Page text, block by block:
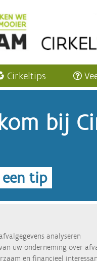
Cirkeltips
bij
een tip
analyseren
uw onderneming over
en financieel